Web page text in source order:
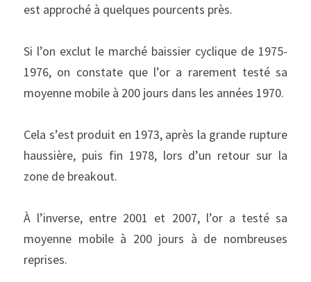
est approché à quelques pourcents près.
Si l’on exclut le marché baissier cyclique de 1975-
1976, on constate que l’or a rarement testé sa
moyenne mobile à 200 jours dans les années 1970.
Cela s’est produit en 1973, après la grande rupture
haussière, puis fin 1978, lors d’un retour sur la
zone de breakout.
À l’inverse, entre 2001 et 2007, l’or a testé sa
moyenne mobile à 200 jours à de nombreuses
reprises.